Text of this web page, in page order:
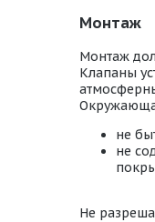
Монтаж
Монтаж
Клапаны
не
не
Не